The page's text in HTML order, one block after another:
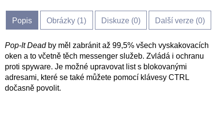
Popis Obrázky (1) Diskuze (0) Další verze (0)
Pop-It Deadby měl zabránit až 99,5% všech vyskakovacích
oken a to včetně těch messenger služeb. Zvládá i ochranu
proti spyware. Je možné upravovat list s blokovanými
adresami, které se také můžete pomocí klávesy CTRL
dočasně povolit.